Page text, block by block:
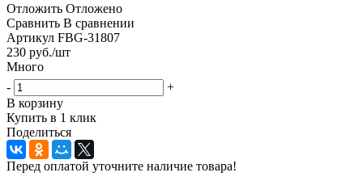
Отложить Отложено
Сравнить В сравнении
Артикул FBG-31807
230 руб./шт
Много
-
+
В корзину
Купить в 1 клик
Поделиться
Перед оплатой уточните наличие товара!